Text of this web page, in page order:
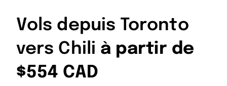
Vols depuis Toronto
vers Chili à partir de
$554 CAD